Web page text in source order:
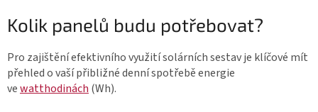
Kolik panelů budu potřebovat?
Pro zajištění efektivního využití solárních sestav je klíčové mít
přehled o vaší přibližné denní spotřebě energie
vewatthodinách (Wh).